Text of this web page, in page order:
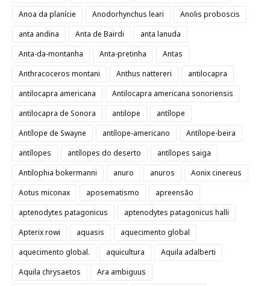
Anoa da planície
Anodorhynchus leari
Anolis proboscis
anta andina
Anta de Bairdi
anta lanuda
Anta-da-montanha
Anta-pretinha
Antas
Anthracoceros montani
Anthus nattereri
antilocapra
antilocapra americana
Antilocapra americana sonoriensis
antilocapra de Sonora
antilope
antílope
Antílope de Swayne
antílope-americano
Antílope-beira
antílopes
antílopes do deserto
antílopes saiga
Antilophia bokermanni
anuro anuros
Aonix cinereus
Aotus miconax
aposematismo
apreensão
aptenodytes patagonicus
aptenodytes patagonicus halli
Apterix rowi
aquasis
aquecimento global
aquecimento global.
aquicultura
Aquila adalberti
Aquila chrysaetos
Ara ambiguus